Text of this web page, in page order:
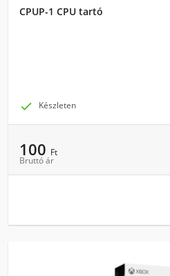
CPUP-1 CPU tartó
 Készleten
100 Ft
Bruttó ár